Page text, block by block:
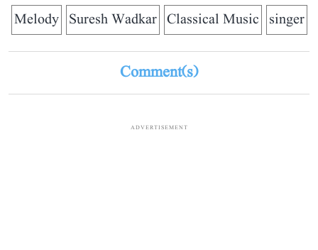
singer
Classical Music
Suresh Wadkar
Melody
Comment(s)
ADVERTISEMENT